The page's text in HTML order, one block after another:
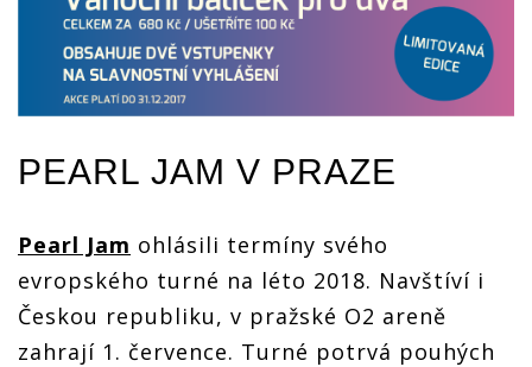
PEARL JAM V PRAZE
Pearl Jam ohlásili termíny svého
evropského turné na léto 2018. Navštíví i
Českou republiku, v pražské O2 areně
zahrají 1. července. Turné potrvá pouhých